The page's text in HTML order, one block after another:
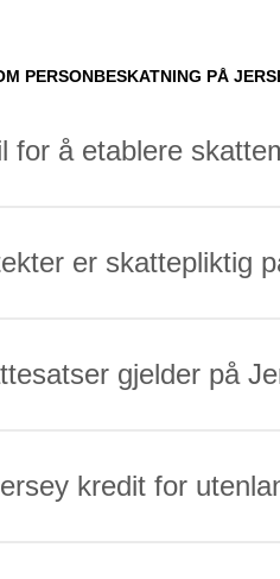
PERSONBESKATNING PÅ
for å etablere
er skattepliktig
gjelder på
kredit for